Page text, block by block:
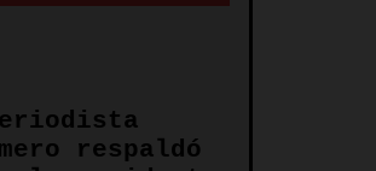
respaldó